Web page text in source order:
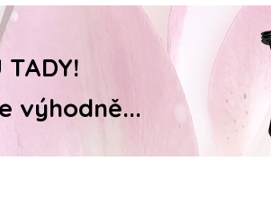
TADY!
výhodně...